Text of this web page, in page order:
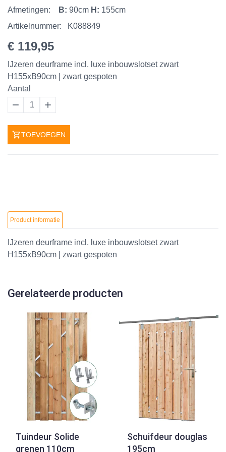
Afmetingen:
B: 90cm H: 155cm
Artikelnummer:
K088849
€ 119,95
IJzeren deurframe incl. luxe inbouwslotset zwart
H155xB90cm | zwart gespoten
Aantal
1
TOEVOEGEN
Product informatie
IJzeren deurframe incl. luxe inbouwslotset zwart
H155xB90cm | zwart gespoten
Gerelateerde producten
Tuindeur Solide
grenen 110cm
Schuifdeur douglas
195cm